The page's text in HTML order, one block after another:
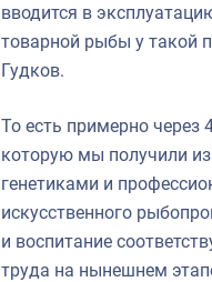
вводится в
товарной рыбы у такой
Гудков.
То есть примерно через
которую мы получили
генетиками и
искусственного
и воспитание
труда на нынешнем